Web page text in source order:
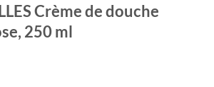
Crème de douche
250 ml